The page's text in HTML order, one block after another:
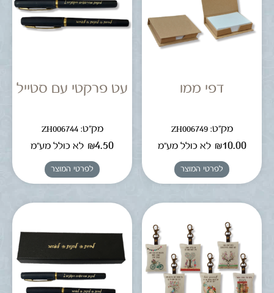
דפי ממו
מק"ט: ZH006749
₪10.00 לא כולל מע"מ
לפרטי המוצר
עט פרקטי עם סטייל
מק"ט: ZH006744
₪4.50 לא כולל מע"מ
לפרטי המוצר